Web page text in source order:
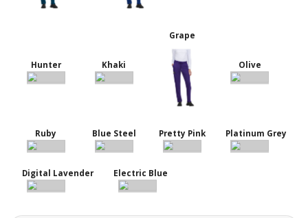
Hunter Khaki
Grape
Olive
Ruby Blue Steel Pretty Pink Platinum Grey
Digital Lavender Electric Blue